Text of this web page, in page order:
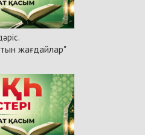
жағдайлар"